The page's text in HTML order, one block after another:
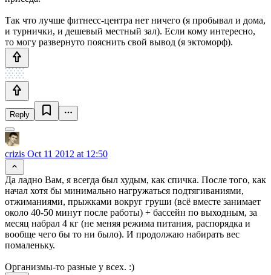
Так что лучше фитнесс-центра нет ничего (я пробывал и дома,
и турнички, и дешевый местный зал). Если кому интересно,
то могу развернуто пояснить свой вывод (я эктоморф).
Reply
crizis Oct 11 2012 at 12:50
Да ладно Вам, я всегда был худым, как спичка. После того, как
начал хотя бы минимально нагружаться подтягиваниями,
отжиманиями, прыжками вокруг груши (всё вместе занимает
около 40-50 минут после работы) + бассейн по выходным, за
месяц набрал 4 кг (не меняя режима питания, распорядка и
вообще чего бы то ни было). И продолжаю набирать вес
помаленьку.
Организмы-то разные у всех. :)